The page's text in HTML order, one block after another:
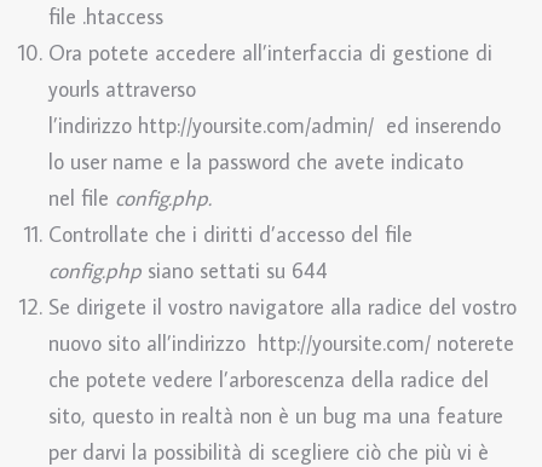
file .htaccess
Ora potete accedere all’interfaccia di gestione di
yourls attraverso
l’indirizzo http://yoursite.com/admin/ ed inserendo
lo user name e la password che avete indicato
nel file config.php.
Controllate che i diritti d’accesso del file
config.php siano settati su 644
Se dirigete il vostro navigatore alla radice del vostro
nuovo sito all’indirizzo http://yoursite.com/ noterete
che potete vedere l’arborescenza della radice del
sito, questo in realtà non è un bug ma una feature
per darvi la possibilità di scegliere ciò che più vi è